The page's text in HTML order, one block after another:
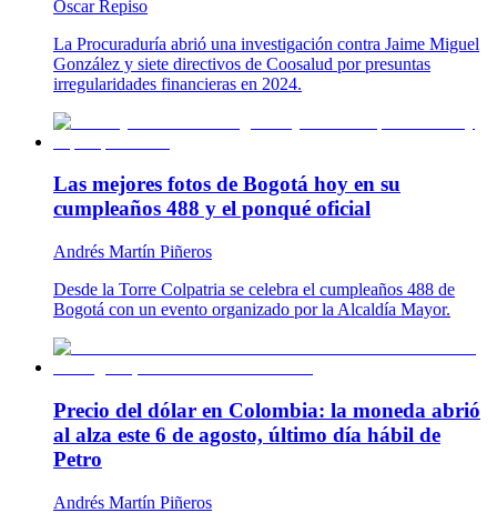
Oscar Repiso
La Procuraduría abrió una investigación contra Jaime Miguel
González y siete directivos de Coosalud por presuntas
irregularidades financieras en 2024.
Las mejores fotos de Bogotá hoy en su
cumpleaños 488 y el ponqué oficial
Andrés Martín Piñeros
Desde la Torre Colpatria se celebra el cumpleaños 488 de
Bogotá con un evento organizado por la Alcaldía Mayor.
Precio del dólar en Colombia: la moneda abrió
al alza este 6 de agosto, último día hábil de
Petro
Andrés Martín Piñeros